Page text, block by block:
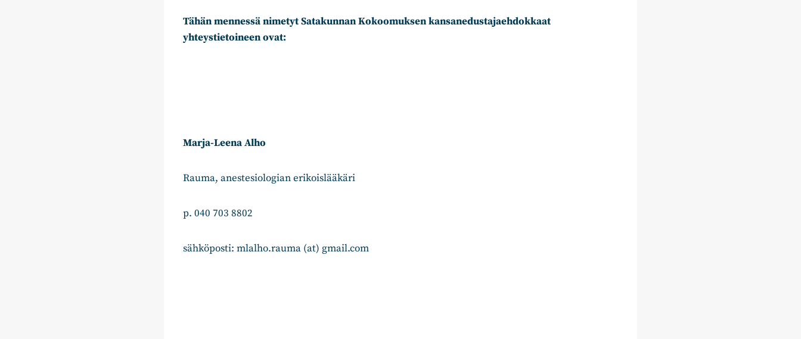
Tähän mennessä nimetyt Satakunnan Kokoomuksen kansanedustajaehdokkaat
yhteystietoineen ovat:
Marja-Leena Alho
Rauma, anestesiologian erikoislääkäri
p. 040 703 8802
sähköposti: mlalho.rauma (at) gmail.com